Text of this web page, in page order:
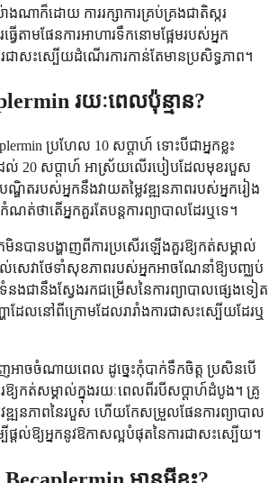
ណាក៏ដោយ ការរក្សាការគ្រប់គ្រងជាតិស្ករ
វើតាមផែនការអាហារទឹកនោមផ្អែមរបស់អ្នក
ាសះស្បើយដំណើរការកាន់តែមានប្រសិទ្ធភាព។
រយៈពេល​ប៉ុន្មាន?
ប្រហែល 10 សប្តាហ៍ ទោះបីជាអ្នកខ្លះ
ដល់ 20 សប្តាហ៍ អាស្រ័យលើរបៀបដែលមុខរបួស
ណ្ឌិតរបស់អ្នកនឹងវាយតម្លៃវឌ្ឍនភាពរបស់អ្នករៀង
ណត់ថាតើអ្នកគួរតែបន្តការព្យាបាលដែរឬទេ។
នបានបង្ហាញពីការប្រសើរឡើងគួរឱ្យកត់សម្គាល់
តល់សេវាថែទាំសុខភាពរបស់អ្នកអាចណែនាំឱ្យបញ្ឈប់
ងជានឹងស្វែងរកជម្រើសនៃការព្យាបាលផ្សេងទៀត
ាដែលនៅពីក្រោមដែលរារាំងការជាសះស្បើយដែរឬ
ាចចំណាយពេល ដូច្នេះកុំបាក់ទឹកចិត្ត ប្រសិនបើ
រឱ្យកត់សម្គាល់ក្នុងរយៈពេលពីរបីសប្តាហ៍ដំបូង។ គ្រូ
ឌ្ឍនភាពនៃរបួស ហើយកែសម្រួលផែនការព្យាបាល
បីផ្តល់ឱ្យអ្នកនូវឱកាសល្អបំផុតនៃការជាសះស្បើយ។